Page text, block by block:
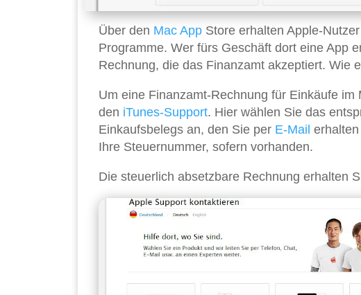
Über den Mac App Store erhalten Apple-
Programme. Wer fürs Geschäft dort eine App
Rechnung, die das Finanzamt akzeptiert. Wie
Um eine Finanzamt-Rechnung für Einkäufe im
den iTunes-Support. Hier wählen Sie das
Einkaufsbelegs an, den Sie per E-Mail
Ihre Steuernummer, sofern vorhanden.
Die steuerlich absetzbare Rechnung erhalten